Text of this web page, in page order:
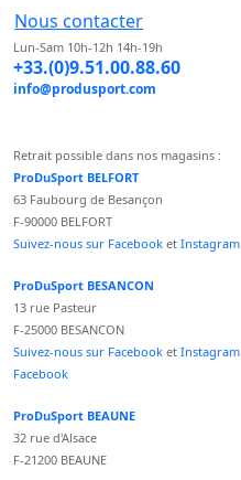
Nous contacter
Lun-Sam 10h-12h 14h-19h
+33.(0)9.51.00.88.60
info@produsport.com
Retrait possible dans nos magasins :
ProDuSport BELFORT
63 Faubourg de Besançon
F-90000 BELFORT
Suivez-nous sur Facebook et Instagram
ProDuSport BESANCON
13 rue Pasteur
F-25000 BESANCON
Suivez-nous sur Facebook et Instagram
Facebook
ProDuSport BEAUNE
32 rue d'Alsace
F-21200 BEAUNE